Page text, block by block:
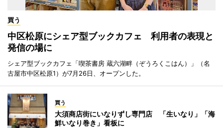
買う
中区松原にシェア型ブックカフェ 利用者の表現と
発信の場に
シェア型ブックカフェ「喫茶書房 蔵六湖畔（ぞうろくこはん）」（名
古屋市中区松原1）が7月26日、オープンした。
買う
大須商店街にいなりずし専門店 「生いなり」「海
鮮いなり巻き」看板に